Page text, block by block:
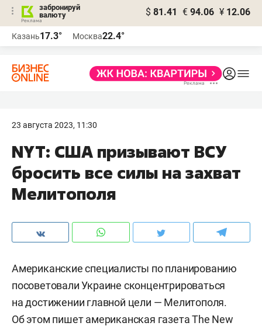
забронируй
валюту
$ 81.41 € 94.06 ¥ 12.06
Казань17.3° Москва22.4°
23 августа 2023, 11:30
NYT: США призывают ВСУ
бросить все силы на захват
Мелитополя
Американские специалисты по планированию
посоветовали Украине сконцентрироваться
на достижении главной цели — Мелитополя.
Об этом пишет американская газетаThe New